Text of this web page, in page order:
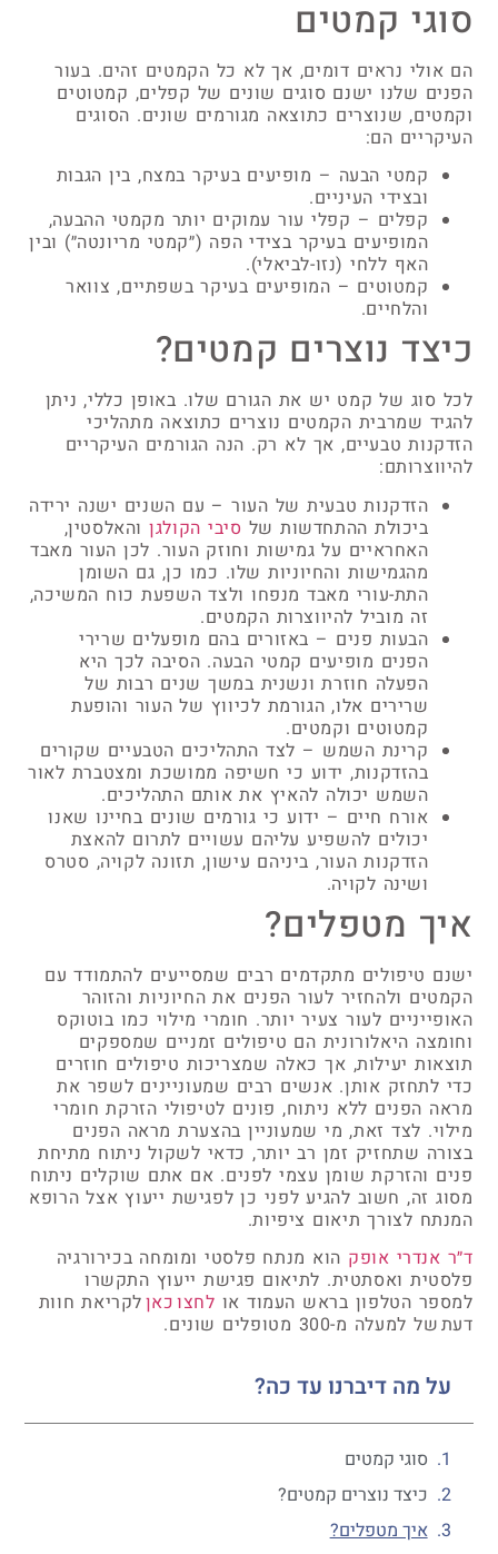
סוגי קמטים
הם אולי נראים דומים, אך לא כל הקמטים זהים. בעור
הפנים שלנו ישנם סוגים שונים של קפלים, קמטוטים
וקמטים, שנוצרים כתוצאה מגורמים שונים. הסוגים
העיקריים הם:
קמטי הבעה – מופיעים בעיקר במצח, בין הגבות
ובצידי העיניים.
קפלים – קפלי עור עמוקים יותר מקמטי ההבעה,
המופיעים בעיקר בצידי הפה (״קמטי מריונטה״) ובין
האף ללחי (נזו-לביאלי).
קמטוטים – המופיעים בעיקר בשפתיים, צוואר
והלחיים.
כיצד נוצרים קמטים?
לכל סוג של קמט יש את הגורם שלו. באופן כללי, ניתן
להגיד שמרבית הקמטים נוצרים כתוצאה מתהליכי
הזדקנות טבעיים, אך לא רק. הנה הגורמים העיקריים
להיווצרותם:
הזדקנות טבעית של העור – עם השנים ישנה ירידה
ביכולת ההתחדשות של סיבי הקולגןוהאלסטין,
האחראיים על גמישות וחוזק העור. לכן העור מאבד
מהגמישות והחיוניות שלו. כמו כן, גם השומן
התת-עורי מאבד מנפחו ולצד השפעת כוח המשיכה,
זה מוביל להיווצרות הקמטים.
הבעות פנים – באזורים בהם מופעלים שרירי
הפנים מופיעים קמטי הבעה. הסיבה לכך היא
הפעלה חוזרת ונשנית במשך שנים רבות של
שרירים אלו, הגורמת לכיווץ של העור והופעת
קמטוטים וקמטים.
קרינת השמש – לצד התהליכים הטבעיים שקורים
בהזדקנות, ידוע כי חשיפה ממושכת ומצטברת לאור
השמש יכולה להאיץ את אותם התהליכים.
אורח חיים – ידוע כי גורמים שונים בחיינו שאנו
יכולים להשפיע עליהם עשויים לתרום להאצת
הזדקנות העור, ביניהם עישון, תזונה לקויה, סטרס
ושינה לקויה.
איך מטפלים?
ישנם טיפולים מתקדמים רבים שמסייעים להתמודד עם
הקמטים ולהחזיר לעור הפנים את החיוניות והזוהר
האופייניים לעור צעיר יותר. חומרי מילוי כמו בוטוקס
וחומצה היאלורונית הם טיפולים זמניים שמספקים
תוצאות יעילות, אך כאלה שמצריכות טיפולים חוזרים
כדי לתחזק אותן. אנשים רבים שמעוניינים לשפר את
מראה הפנים ללא ניתוח, פונים לטיפולי הזרקת חומרי
מילוי. לצד זאת, מי שמעוניין בהצערת מראה הפנים
בצורה שתחזיק זמן רב יותר, כדאי לשקול ניתוח מתיחת
פנים והזרקת שומן עצמי לפנים. אם אתם שוקלים ניתוח
מסוג זה, חשוב להגיע לפני כן לפגישת ייעוץ אצל הרופא
המנתח לצורך תיאום ציפיות.
ד״ר אנדרי אופק הוא מנתח פלסטי ומומחה בכירורגיה
פלסטית ואסתטית. לתיאום פגישת ייעוץ התקשרו
למספר הטלפון בראש העמוד או לחצו כאןלקריאת חוות
דעת של למעלה מ-300 מטופלים שונים.
על מה דיברנו עד כה?
סוגי קמטים
כיצד נוצרים קמטים?
איך מטפלים?